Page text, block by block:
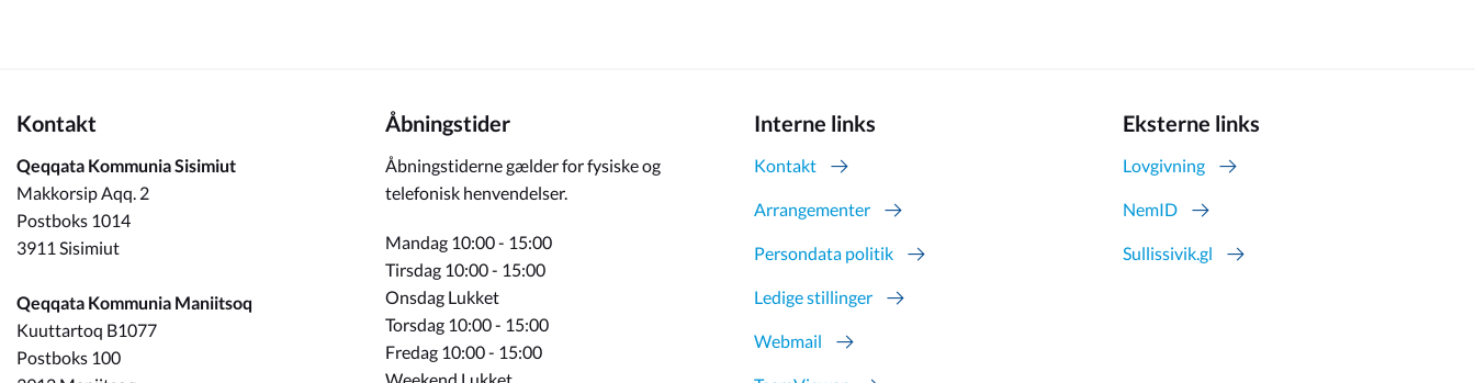
Kontakt
Qeqqata Kommunia Sisimiut
Makkorsip Aqq. 2
Postboks 1014
3911 Sisimiut
Qeqqata Kommunia Maniitsoq
Kuuttartoq B1077
Postboks 100
Åbningstider
Åbningstiderne gælder for fysiske og
telefonisk henvendelser.
Mandag 10:00 - 15:00
Tirsdag 10:00 - 15:00
Onsdag Lukket
Torsdag 10:00 - 15:00
Fredag 10:00 - 15:00
Interne links
Kontakt
Arrangementer
Persondata politik
Ledige stillinger
Webmail
Eksterne links
Lovgivning
NemID
Sullissivik.gl